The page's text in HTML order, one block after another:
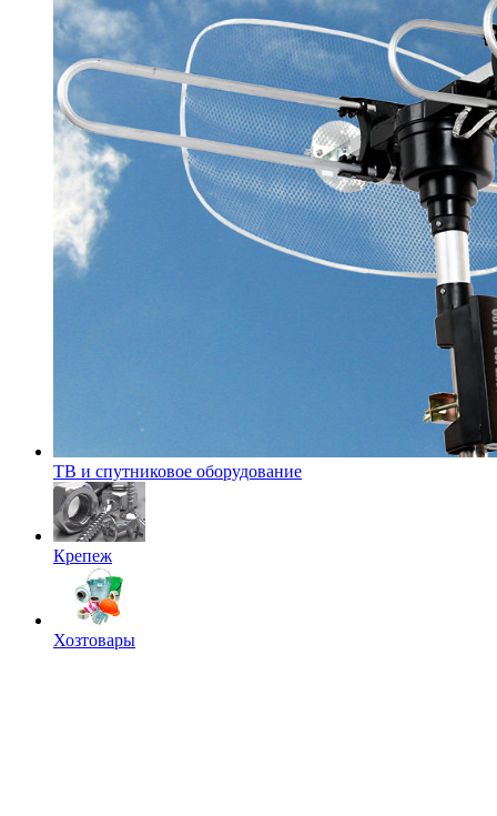
ТВ и спутниковое оборудование
Крепеж
Хозтовары